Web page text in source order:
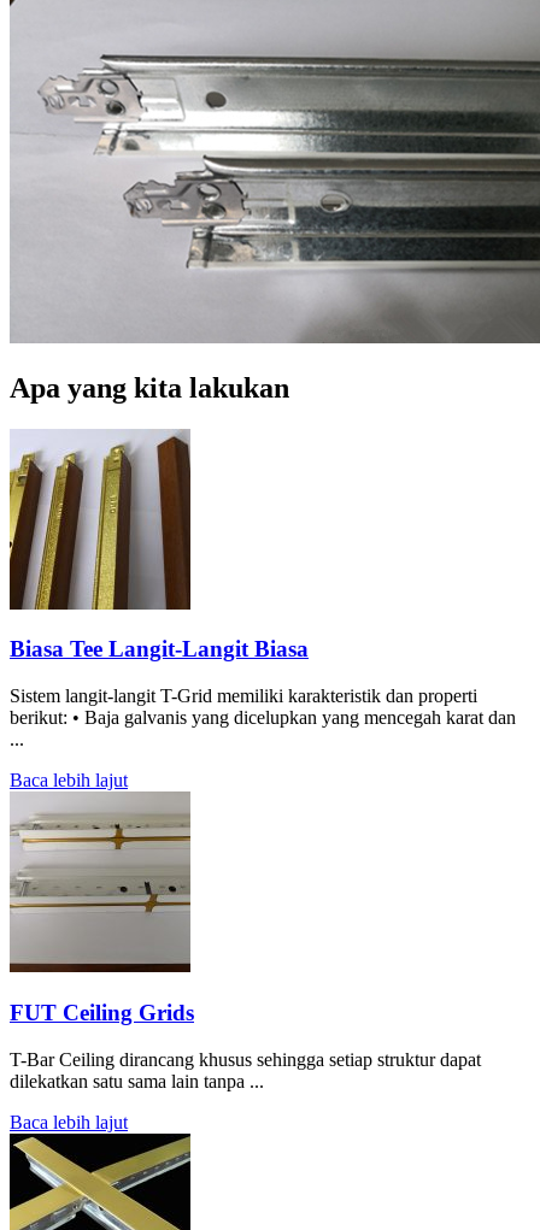
Apa yang kita lakukan
Biasa Tee Langit-Langit Biasa
Sistem langit-langit T-Grid memiliki karakteristik dan properti
berikut: • Baja galvanis yang dicelupkan yang mencegah karat dan
...
Baca lebih lajut
FUT Ceiling Grids
T-Bar Ceiling dirancang khusus sehingga setiap struktur dapat
dilekatkan satu sama lain tanpa ...
Baca lebih lajut